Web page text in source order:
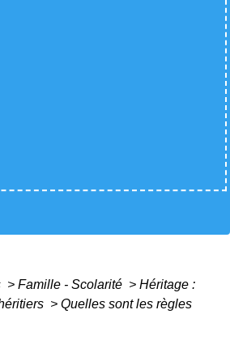
> Famille - Scolarité > Héritage :
> Quelles sont les règles